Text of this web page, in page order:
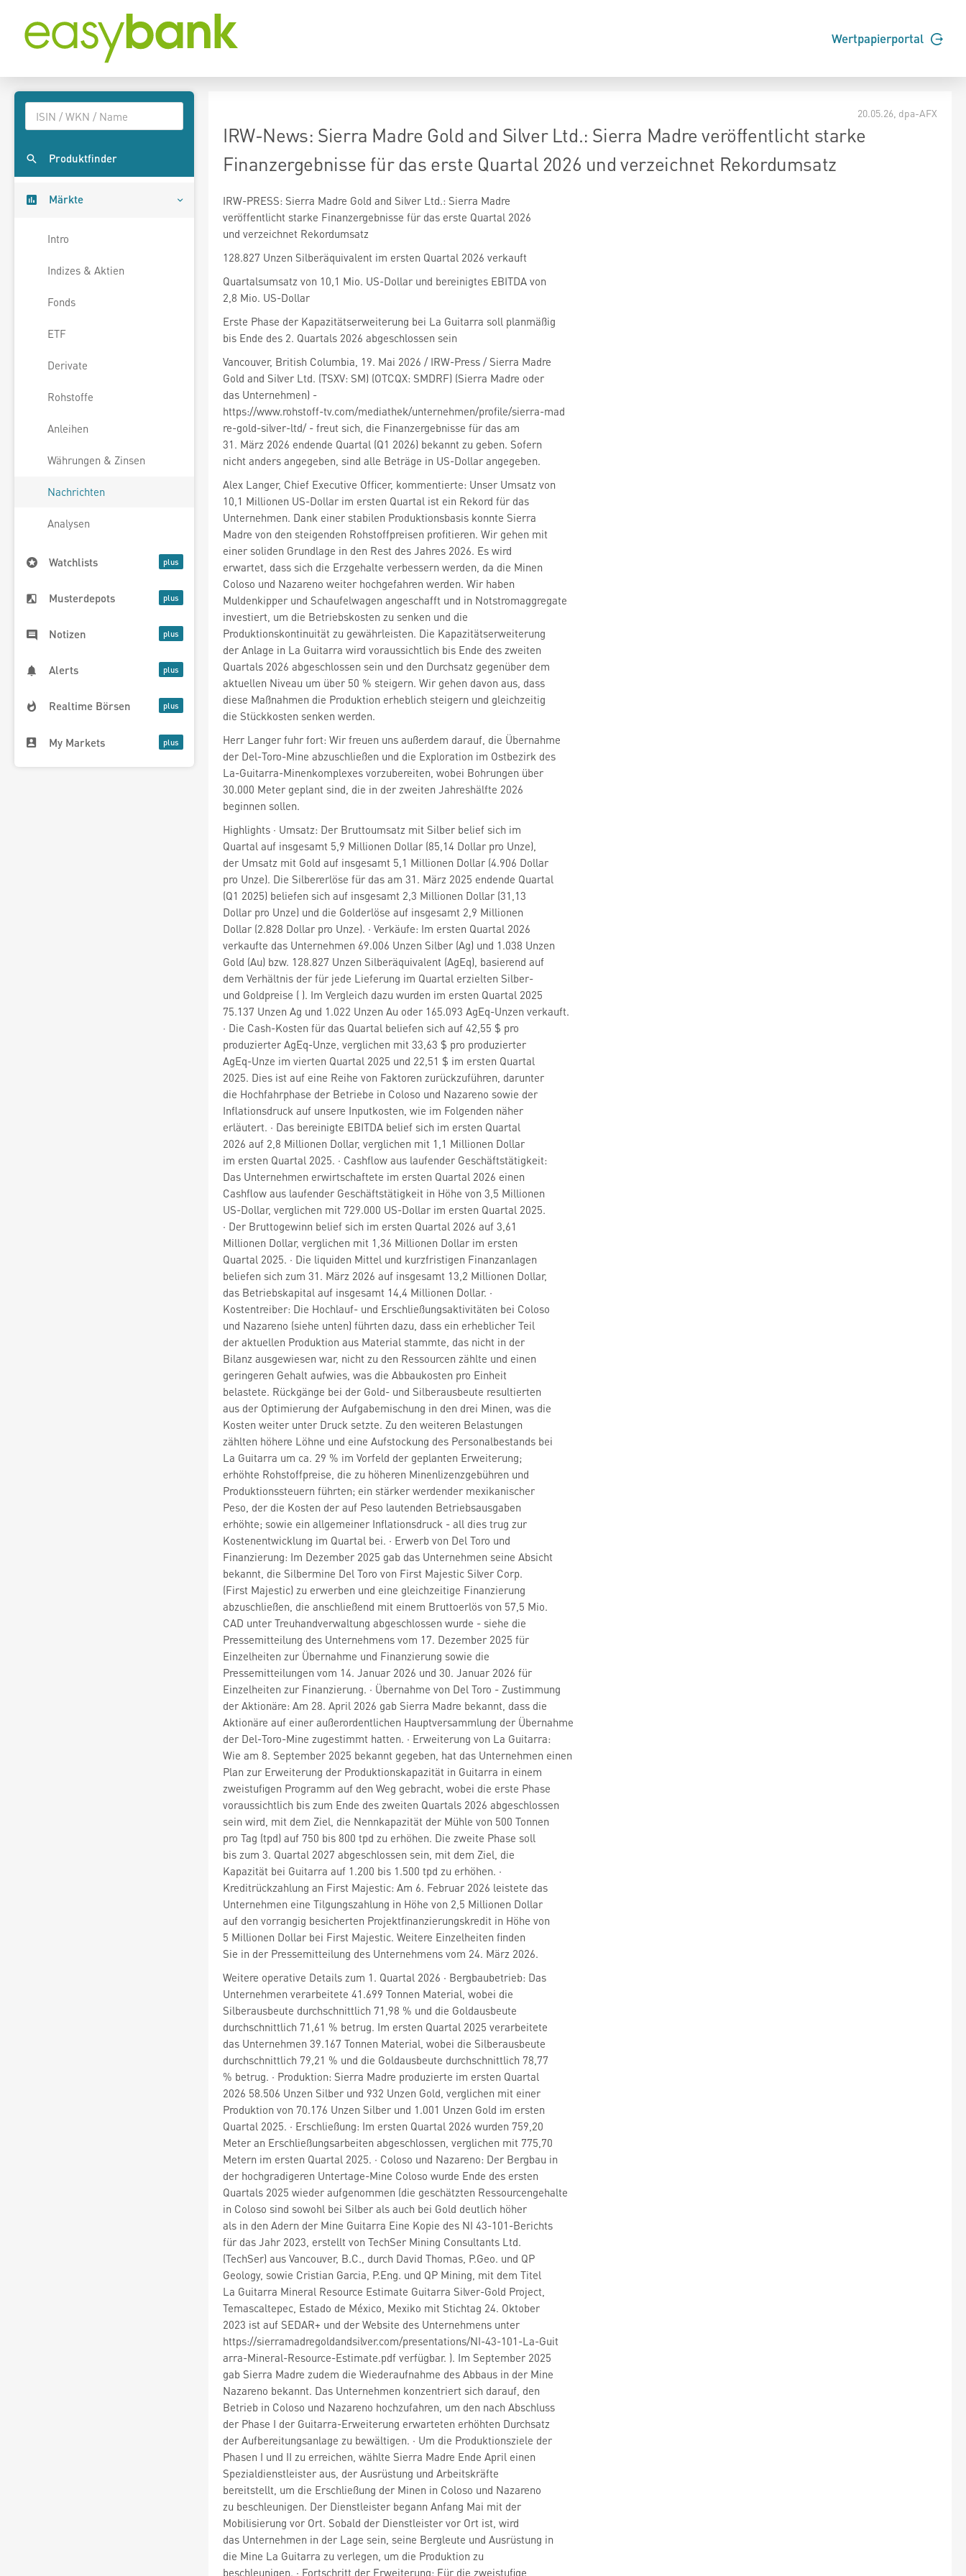
Wertpapierportal
Produktfinder
Märkte
Intro
Indizes & Aktien
Fonds
ETF
Derivate
Rohstoffe
Anleihen
Währungen & Zinsen
Nachrichten
Analysen
Watchlists
Musterdepots
Notizen
Alerts
Realtime Börsen
My Markets
20.05.26 , dpa-AFX
IRW-News: Sierra Madre Gold and Silver Ltd.: Sierra Madre veröffentlicht starke
Finanzergebnisse für das erste Quartal 2026 und verzeichnet Rekordumsatz
IRW-PRESS: Sierra Madre Gold and Silver Ltd.: Sierra Madre
veröffentlicht starke Finanzergebnisse für das erste Quartal 2026
und verzeichnet Rekordumsatz
128.827 Unzen Silberäquivalent im ersten Quartal 2026 verkauft
Quartalsumsatz von 10,1 Mio. US-Dollar und bereinigtes EBITDA von
2,8 Mio. US-Dollar
Erste Phase der Kapazitätserweiterung bei La Guitarra soll planmäßig
bis Ende des 2. Quartals 2026 abgeschlossen sein
Vancouver, British Columbia, 19. Mai 2026 / IRW-Press / Sierra Madre
Gold and Silver Ltd. (TSXV: SM) (OTCQX: SMDRF) (Sierra Madre oder
das Unternehmen) -
https://www.rohstoff-tv.com/mediathek/unternehmen/profile/sierra-mad
re-gold-silver-ltd/ - freut sich, die Finanzergebnisse für das am
31. März 2026 endende Quartal (Q1 2026) bekannt zu geben. Sofern
nicht anders angegeben, sind alle Beträge in US-Dollar angegeben.
Alex Langer, Chief Executive Officer, kommentierte: Unser Umsatz von
10,1 Millionen US-Dollar im ersten Quartal ist ein Rekord für das
Unternehmen. Dank einer stabilen Produktionsbasis konnte Sierra
Madre von den steigenden Rohstoffpreisen profitieren. Wir gehen mit
einer soliden Grundlage in den Rest des Jahres 2026. Es wird
erwartet, dass sich die Erzgehalte verbessern werden, da die Minen
Coloso und Nazareno weiter hochgefahren werden. Wir haben
Muldenkipper und Schaufelwagen angeschafft und in Notstromaggregate
investiert, um die Betriebskosten zu senken und die
Produktionskontinuität zu gewährleisten. Die Kapazitätserweiterung
der Anlage in La Guitarra wird voraussichtlich bis Ende des zweiten
Quartals 2026 abgeschlossen sein und den Durchsatz gegenüber dem
aktuellen Niveau um über 50 % steigern. Wir gehen davon aus, dass
diese Maßnahmen die Produktion erheblich steigern und gleichzeitig
die Stückkosten senken werden.
Herr Langer fuhr fort: Wir freuen uns außerdem darauf, die Übernahme
der Del-Toro-Mine abzuschließen und die Exploration im Ostbezirk des
La-Guitarra-Minenkomplexes vorzubereiten, wobei Bohrungen über
30.000 Meter geplant sind, die in der zweiten Jahreshälfte 2026
beginnen sollen.
Highlights · Umsatz: Der Bruttoumsatz mit Silber belief sich im
Quartal auf insgesamt 5,9 Millionen Dollar (85,14 Dollar pro Unze),
der Umsatz mit Gold auf insgesamt 5,1 Millionen Dollar (4.906 Dollar
pro Unze). Die Silbererlöse für das am 31. März 2025 endende Quartal
(Q1 2025) beliefen sich auf insgesamt 2,3 Millionen Dollar (31,13
Dollar pro Unze) und die Golderlöse auf insgesamt 2,9 Millionen
Dollar (2.828 Dollar pro Unze). · Verkäufe: Im ersten Quartal 2026
verkaufte das Unternehmen 69.006 Unzen Silber (Ag) und 1.038 Unzen
Gold (Au) bzw. 128.827 Unzen Silberäquivalent (AgEq), basierend auf
dem Verhältnis der für jede Lieferung im Quartal erzielten Silber-
und Goldpreise ( ). Im Vergleich dazu wurden im ersten Quartal 2025
75.137 Unzen Ag und 1.022 Unzen Au oder 165.093 AgEq-Unzen verkauft.
· Die Cash-Kosten für das Quartal beliefen sich auf 42,55 $ pro
produzierter AgEq-Unze, verglichen mit 33,63 $ pro produzierter
AgEq-Unze im vierten Quartal 2025 und 22,51 $ im ersten Quartal
2025. Dies ist auf eine Reihe von Faktoren zurückzuführen, darunter
die Hochfahrphase der Betriebe in Coloso und Nazareno sowie der
Inflationsdruck auf unsere Inputkosten, wie im Folgenden näher
erläutert. · Das bereinigte EBITDA belief sich im ersten Quartal
2026 auf 2,8 Millionen Dollar, verglichen mit 1,1 Millionen Dollar
im ersten Quartal 2025. · Cashflow aus laufender Geschäftstätigkeit:
Das Unternehmen erwirtschaftete im ersten Quartal 2026 einen
Cashflow aus laufender Geschäftstätigkeit in Höhe von 3,5 Millionen
US-Dollar, verglichen mit 729.000 US-Dollar im ersten Quartal 2025.
· Der Bruttogewinn belief sich im ersten Quartal 2026 auf 3,61
Millionen Dollar, verglichen mit 1,36 Millionen Dollar im ersten
Quartal 2025. · Die liquiden Mittel und kurzfristigen Finanzanlagen
beliefen sich zum 31. März 2026 auf insgesamt 13,2 Millionen Dollar,
das Betriebskapital auf insgesamt 14,4 Millionen Dollar. ·
Kostentreiber: Die Hochlauf- und Erschließungsaktivitäten bei Coloso
und Nazareno (siehe unten) führten dazu, dass ein erheblicher Teil
der aktuellen Produktion aus Material stammte, das nicht in der
Bilanz ausgewiesen war, nicht zu den Ressourcen zählte und einen
geringeren Gehalt aufwies, was die Abbaukosten pro Einheit
belastete. Rückgänge bei der Gold- und Silberausbeute resultierten
aus der Optimierung der Aufgabemischung in den drei Minen, was die
Kosten weiter unter Druck setzte. Zu den weiteren Belastungen
zählten höhere Löhne und eine Aufstockung des Personalbestands bei
La Guitarra um ca. 29 % im Vorfeld der geplanten Erweiterung;
erhöhte Rohstoffpreise, die zu höheren Minenlizenzgebühren und
Produktionssteuern führten; ein stärker werdender mexikanischer
Peso, der die Kosten der auf Peso lautenden Betriebsausgaben
erhöhte; sowie ein allgemeiner Inflationsdruck - all dies trug zur
Kostenentwicklung im Quartal bei. · Erwerb von Del Toro und
Finanzierung: Im Dezember 2025 gab das Unternehmen seine Absicht
bekannt, die Silbermine Del Toro von First Majestic Silver Corp.
(First Majestic) zu erwerben und eine gleichzeitige Finanzierung
abzuschließen, die anschließend mit einem Bruttoerlös von 57,5 Mio.
CAD unter Treuhandverwaltung abgeschlossen wurde - siehe die
Pressemitteilung des Unternehmens vom 17. Dezember 2025 für
Einzelheiten zur Übernahme und Finanzierung sowie die
Pressemitteilungen vom 14. Januar 2026 und 30. Januar 2026 für
Einzelheiten zur Finanzierung. · Übernahme von Del Toro - Zustimmung
der Aktionäre: Am 28. April 2026 gab Sierra Madre bekannt, dass die
Aktionäre auf einer außerordentlichen Hauptversammlung der Übernahme
der Del-Toro-Mine zugestimmt hatten. · Erweiterung von La Guitarra:
Wie am 8. September 2025 bekannt gegeben, hat das Unternehmen einen
Plan zur Erweiterung der Produktionskapazität in Guitarra in einem
zweistufigen Programm auf den Weg gebracht, wobei die erste Phase
voraussichtlich bis zum Ende des zweiten Quartals 2026 abgeschlossen
sein wird, mit dem Ziel, die Nennkapazität der Mühle von 500 Tonnen
pro Tag (tpd) auf 750 bis 800 tpd zu erhöhen. Die zweite Phase soll
bis zum 3. Quartal 2027 abgeschlossen sein, mit dem Ziel, die
Kapazität bei Guitarra auf 1.200 bis 1.500 tpd zu erhöhen. ·
Kreditrückzahlung an First Majestic: Am 6. Februar 2026 leistete das
Unternehmen eine Tilgungszahlung in Höhe von 2,5 Millionen Dollar
auf den vorrangig besicherten Projektfinanzierungskredit in Höhe von
5 Millionen Dollar bei First Majestic. Weitere Einzelheiten finden
Sie in der Pressemitteilung des Unternehmens vom 24. März 2026.
Weitere operative Details zum 1. Quartal 2026 · Bergbaubetrieb: Das
Unternehmen verarbeitete 41.699 Tonnen Material, wobei die
Silberausbeute durchschnittlich 71,98 % und die Goldausbeute
durchschnittlich 71,61 % betrug. Im ersten Quartal 2025 verarbeitete
das Unternehmen 39.167 Tonnen Material, wobei die Silberausbeute
durchschnittlich 79,21 % und die Goldausbeute durchschnittlich 78,77
% betrug. · Produktion: Sierra Madre produzierte im ersten Quartal
2026 58.506 Unzen Silber und 932 Unzen Gold, verglichen mit einer
Produktion von 70.176 Unzen Silber und 1.001 Unzen Gold im ersten
Quartal 2025. · Erschließung: Im ersten Quartal 2026 wurden 759,20
Meter an Erschließungsarbeiten abgeschlossen, verglichen mit 775,70
Metern im ersten Quartal 2025. · Coloso und Nazareno: Der Bergbau in
der hochgradigeren Untertage-Mine Coloso wurde Ende des ersten
Quartals 2025 wieder aufgenommen (die geschätzten Ressourcengehalte
in Coloso sind sowohl bei Silber als auch bei Gold deutlich höher
als in den Adern der Mine Guitarra Eine Kopie des NI 43-101-Berichts
für das Jahr 2023, erstellt von TechSer Mining Consultants Ltd.
(TechSer) aus Vancouver, B.C., durch David Thomas, P.Geo. und QP
Geology, sowie Cristian Garcia, P.Eng. und QP Mining, mit dem Titel
La Guitarra Mineral Resource Estimate Guitarra Silver-Gold Project,
Temascaltepec, Estado de México, Mexiko mit Stichtag 24. Oktober
2023 ist auf SEDAR+ und der Website des Unternehmens unter
https://sierramadregoldandsilver.com/presentations/NI-43-101-La-Guit
arra-Mineral-Resource-Estimate.pdf verfügbar. ). Im September 2025
gab Sierra Madre zudem die Wiederaufnahme des Abbaus in der Mine
Nazareno bekannt. Das Unternehmen konzentriert sich darauf, den
Betrieb in Coloso und Nazareno hochzufahren, um den nach Abschluss
der Phase I der Guitarra-Erweiterung erwarteten erhöhten Durchsatz
der Aufbereitungsanlage zu bewältigen. · Um die Produktionsziele der
Phasen I und II zu erreichen, wählte Sierra Madre Ende April einen
Spezialdienstleister aus, der Ausrüstung und Arbeitskräfte
bereitstellt, um die Erschließung der Minen in Coloso und Nazareno
zu beschleunigen. Der Dienstleister begann Anfang Mai mit der
Mobilisierung vor Ort. Sobald der Dienstleister vor Ort ist, wird
das Unternehmen in der Lage sein, seine Bergleute und Ausrüstung in
die Mine La Guitarra zu verlegen, um die Produktion zu
beschleunigen. · Fortschritt der Erweiterung: Für die zweistufige